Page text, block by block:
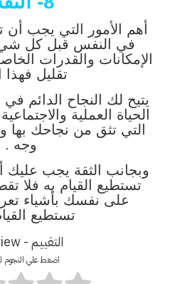
أهم الأمور التي يجب أن
في النفس قبل كل
الإمكانات والقدرات
تقليل فهذا
يتيح لك النجاح الدائم
الحياة العملية
التي تثق من نجاحك بها
وجه .
وبجانب الثقة يجب عليك
تستطيع القيام به فلا
على نفسك بأشياء
تستطيع
التقييم - Review
اضغط علي النجوم